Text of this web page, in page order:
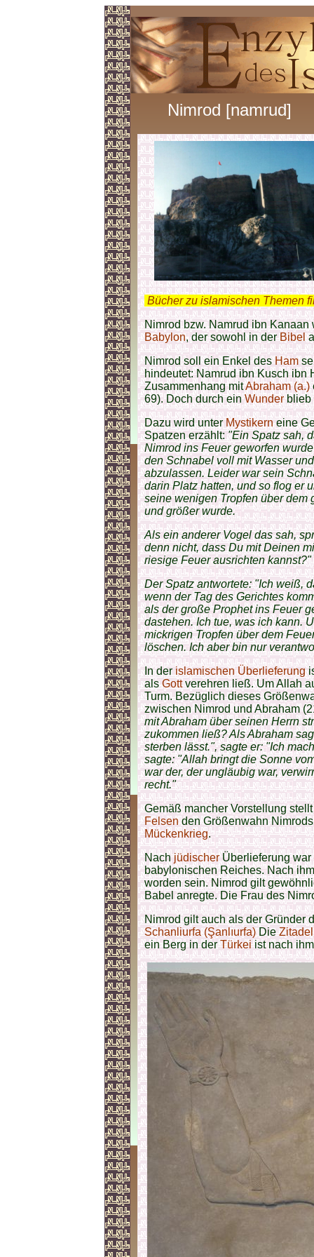
Nimrod [namrud]
Bücher zu islamischen Themen
Nimrod bzw. Namrud ibn
Babylon, der sowohl in derBibel
Nimrod soll ein Enkel desHam
hindeutet: Namrud ibn Kusch ibn
Zusammenhang mitAbraham (a.)
69). Doch durch einWunderblieb
Dazu wird unterMystikerneine
Spatzen erzählt:"Ein Spatz sah,
Nimrod ins Feuer geworfen
den Schnabel voll mit Wasser
abzulassen. Leider war sein
darin Platz hatten, und so flog er
seine wenigen Tropfen über dem
und größer wurde.
Als ein anderer Vogel das sah,
denn nicht, dass Du mit Deinen
riesige Feuer ausrichten kannst?"
Der Spatz antwortete: "Ich weiß,
wenn der Tag des Gerichtes
als der große Prophet ins Feuer
dastehen. Ich tue, was ich kann.
mickrigen Tropfen über dem
löschen. Ich aber bin nur
In der islamischen Überlieferung
alsGottverehren ließ. Um Allah
Turm. Bezüglich dieses
zwischen Nimrod und Abraham
mit Abraham über seinen Herrn
zukommen ließ? Als Abraham
sterben lässt.", sagte er: "Ich
sagte: "Allah bringt die Sonne
war der, der ungläubig war,
recht."
Gemäß mancher Vorstellung
Felsenden Größenwahn
Mückenkrieg.
NachjüdischerÜberlieferung war
babylonischen Reiches. Nach
worden sein. Nimrod gilt
Babel anregte. Die Frau des
Nimrod gilt auch als der Gründer
Schanliurfa (Şanlıurfa)Die
ein Berg in derTürkeiist nach